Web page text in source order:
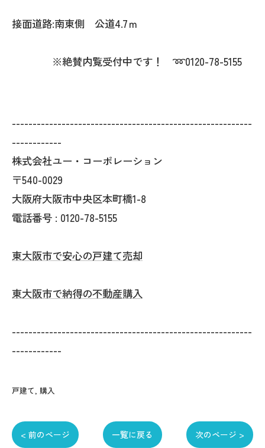
接面道路:南東側 公道4.7ｍ
※絶賛内覧受付中です！ ➿0120-78-5155
----------------------------------------------------------
------------
株式会社ユー・コーポレーション
〒540-0029
大阪府大阪市中央区本町橋1-8
電話番号 : 0120-78-5155
東大阪市で安心の戸建て売却
東大阪市で納得の不動産購入
----------------------------------------------------------
------------
戸建て 購入
< 前のページ 一覧に戻る 次のページ >